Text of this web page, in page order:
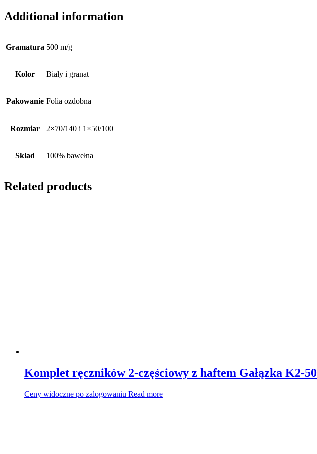
Additional information
Gramatura 500 m/g
Kolor Biały i granat
Pakowanie Folia ozdobna
Rozmiar 2×70/140 i 1×50/100
Skład 100% bawełna
Related products
Komplet ręczników 2-częściowy z haftem Gałązka K2-50
Ceny widoczne po zalogowaniu Read more